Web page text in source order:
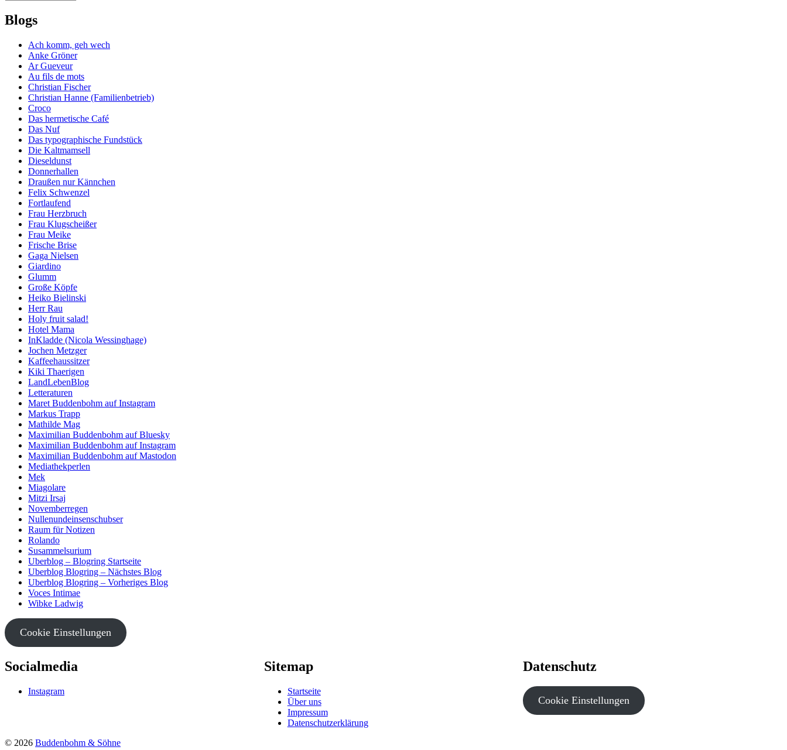
Blogs
Ach komm, geh wech
Anke Gröner
Ar Gueveur
Au fils de mots
Christian Fischer
Christian Hanne (Familienbetrieb)
Croco
Das hermetische Café
Das Nuf
Das typographische Fundstück
Die Kaltmamsell
Dieseldunst
Donnerhallen
Draußen nur Kännchen
Felix Schwenzel
Fortlaufend
Frau Herzbruch
Frau Klugscheißer
Frau Meike
Frische Brise
Gaga Nielsen
Giardino
Glumm
Große Köpfe
Heiko Bielinski
Herr Rau
Holy fruit salad!
Hotel Mama
InKladde (Nicola Wessinghage)
Jochen Metzger
Kaffeehaussitzer
Kiki Thaerigen
LandLebenBlog
Letteraturen
Maret Buddenbohm auf Instagram
Markus Trapp
Mathilde Mag
Maximilian Buddenbohm auf Bluesky
Maximilian Buddenbohm auf Instagram
Maximilian Buddenbohm auf Mastodon
Mediathekperlen
Mek
Miagolare
Mitzi Irsaj
Novemberregen
Nullenundeinsenschubser
Raum für Notizen
Rolando
Susammelsurium
Uberblog – Blogring Startseite
Uberblog Blogring – Nächstes Blog
Uberblog Blogring – Vorheriges Blog
Voces Intimae
Wibke Ladwig
Cookie Einstellungen
Socialmedia
Instagram
Sitemap
Startseite
Über uns
Impressum
Datenschutzerklärung
Datenschutz
Cookie Einstellungen
© 2026 Buddenbohm & Söhne